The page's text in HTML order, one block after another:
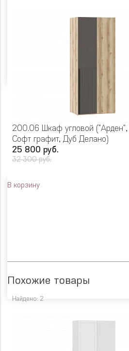
200.06 Шкаф угловой
Софт графит, Дуб Делано)
25 800 руб.
32 300 руб.
В корзину
Похожие товары
Найдено: 2